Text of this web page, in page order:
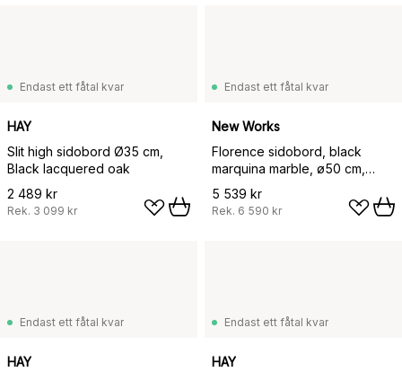
Endast ett fåtal kvar
HAY
Slit high sidobord Ø35 cm,
Black lacquered oak
2 489 kr
Rek. 3 099 kr
Endast ett fåtal kvar
New Works
Florence sidobord, black
marquina marble, ø50 cm,
svart stativ
5 539 kr
Rek. 6 590 kr
Endast ett fåtal kvar
HAY
Endast ett fåtal kvar
HAY